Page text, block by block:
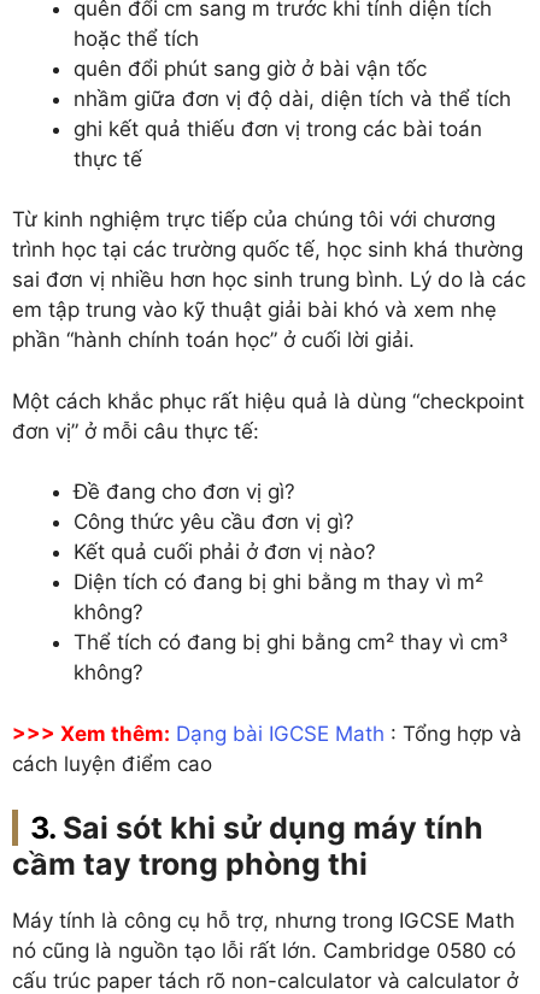
quên đổi cm sang m trước khi tính diện tích
hoặc thể tích
quên đổi phút sang giờ ở bài vận tốc
nhầm giữa đơn vị độ dài, diện tích và thể tích
ghi kết quả thiếu đơn vị trong các bài toán
thực tế
Từ kinh nghiệm trực tiếp của chúng tôi với chương
trình học tại các trường quốc tế, học sinh khá thường
sai đơn vị nhiều hơn học sinh trung bình. Lý do là các
em tập trung vào kỹ thuật giải bài khó và xem nhẹ
phần “hành chính toán học” ở cuối lời giải.
Một cách khắc phục rất hiệu quả là dùng “checkpoint
đơn vị” ở mỗi câu thực tế:
Đề đang cho đơn vị gì?
Công thức yêu cầu đơn vị gì?
Kết quả cuối phải ở đơn vị nào?
Diện tích có đang bị ghi bằng m thay vì m²
không?
Thể tích có đang bị ghi bằng cm² thay vì cm³
không?
>>> Xem thêm: Dạng bài IGCSE Math : Tổng hợp và
cách luyện điểm cao
Sai sót khi sử dụng máy tính
cầm tay trong phòng thi
Máy tính là công cụ hỗ trợ, nhưng trong IGCSE Math
nó cũng là nguồn tạo lỗi rất lớn. Cambridge 0580 có
cấu trúc paper tách rõ non-calculator và calculator ở